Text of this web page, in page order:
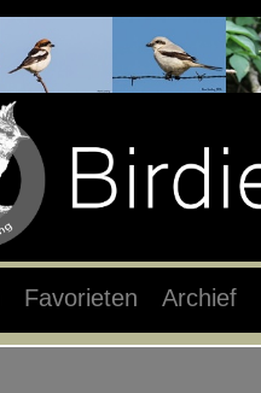
Favorieten Archief